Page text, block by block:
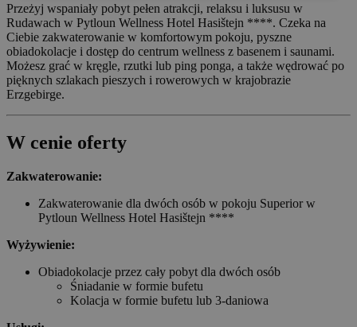
Przeżyj wspaniały pobyt pełen atrakcji, relaksu i luksusu w
Rudawach w Pytloun Wellness Hotel Hasištejn ****. Czeka na
Ciebie zakwaterowanie w komfortowym pokoju, pyszne
obiadokolacje i dostęp do centrum wellness z basenem i saunami.
Możesz grać w kręgle, rzutki lub ping ponga, a także wędrować po
pięknych szlakach pieszych i rowerowych w krajobrazie
Erzgebirge.
W cenie oferty
Zakwaterowanie:
Zakwaterowanie dla dwóch osób w pokoju Superior w
Pytloun Wellness Hotel Hasištejn ****
Wyżywienie:
Obiadokolacje przez cały pobyt dla dwóch osób
Śniadanie w formie bufetu
Kolacja w formie bufetu lub 3-daniowa